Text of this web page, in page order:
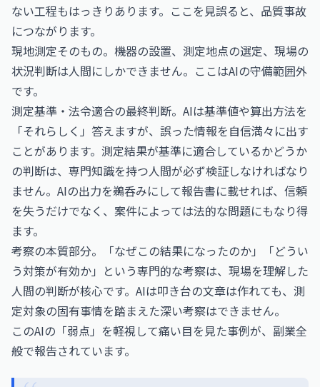
ない工程もはっきりあります。ここを見誤ると、品質事故
につながります。
現地測定そのもの。機器の設置、測定地点の選定、現場の
状況判断は人間にしかできません。ここはAIの守備範囲外
です。
測定基準・法令適合の最終判断。AIは基準値や算出方法を
「それらしく」答えますが、誤った情報を自信満々に出す
ことがあります。測定結果が基準に適合しているかどうか
の判断は、専門知識を持つ人間が必ず検証しなければなり
ません。AIの出力を鵜呑みにして報告書に載せれば、信頼
を失うだけでなく、案件によっては法的な問題にもなり得
ます。
考察の本質部分。「なぜこの結果になったのか」「どうい
う対策が有効か」という専門的な考察は、現場を理解した
人間の判断が核心です。AIは叩き台の文章は作れても、測
定対象の固有事情を踏まえた深い考察はできません。
このAIの「弱点」を軽視して痛い目を見た事例が、副業全
般で報告されています。